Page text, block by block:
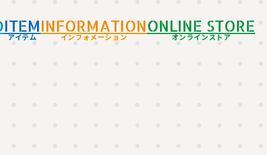
ITEM
アイテム
INFORMATION
インフォメーション
ONLINE STORE
オンラインストア